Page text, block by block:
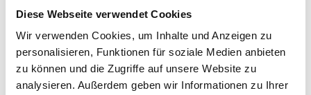
Diese Webseite verwendet Cookies
Wir verwenden Cookies, um Inhalte und Anzeigen zu
personalisieren, Funktionen für soziale Medien anbieten
zu können und die Zugriffe auf unsere Website zu
analysieren. Außerdem geben wir Informationen zu Ihrer
Energiebedarf bzw. höheren
PRODUKTDETAILS >